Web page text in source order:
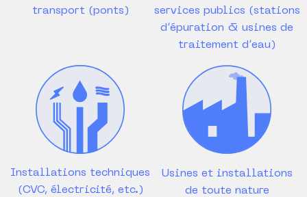
transport (ponts)
services publics (stations
d’épuration & usines de
traitement d’eau)
Installations techniques
(CVC, électricité, etc.)
Usines et installations
de toute nature